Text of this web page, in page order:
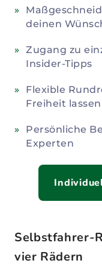
deinen
Zugang zu
Insider-Tipps
Flexible
Freiheit lassen
Persönliche
Experten
Selbstfahrer-
vier Rädern